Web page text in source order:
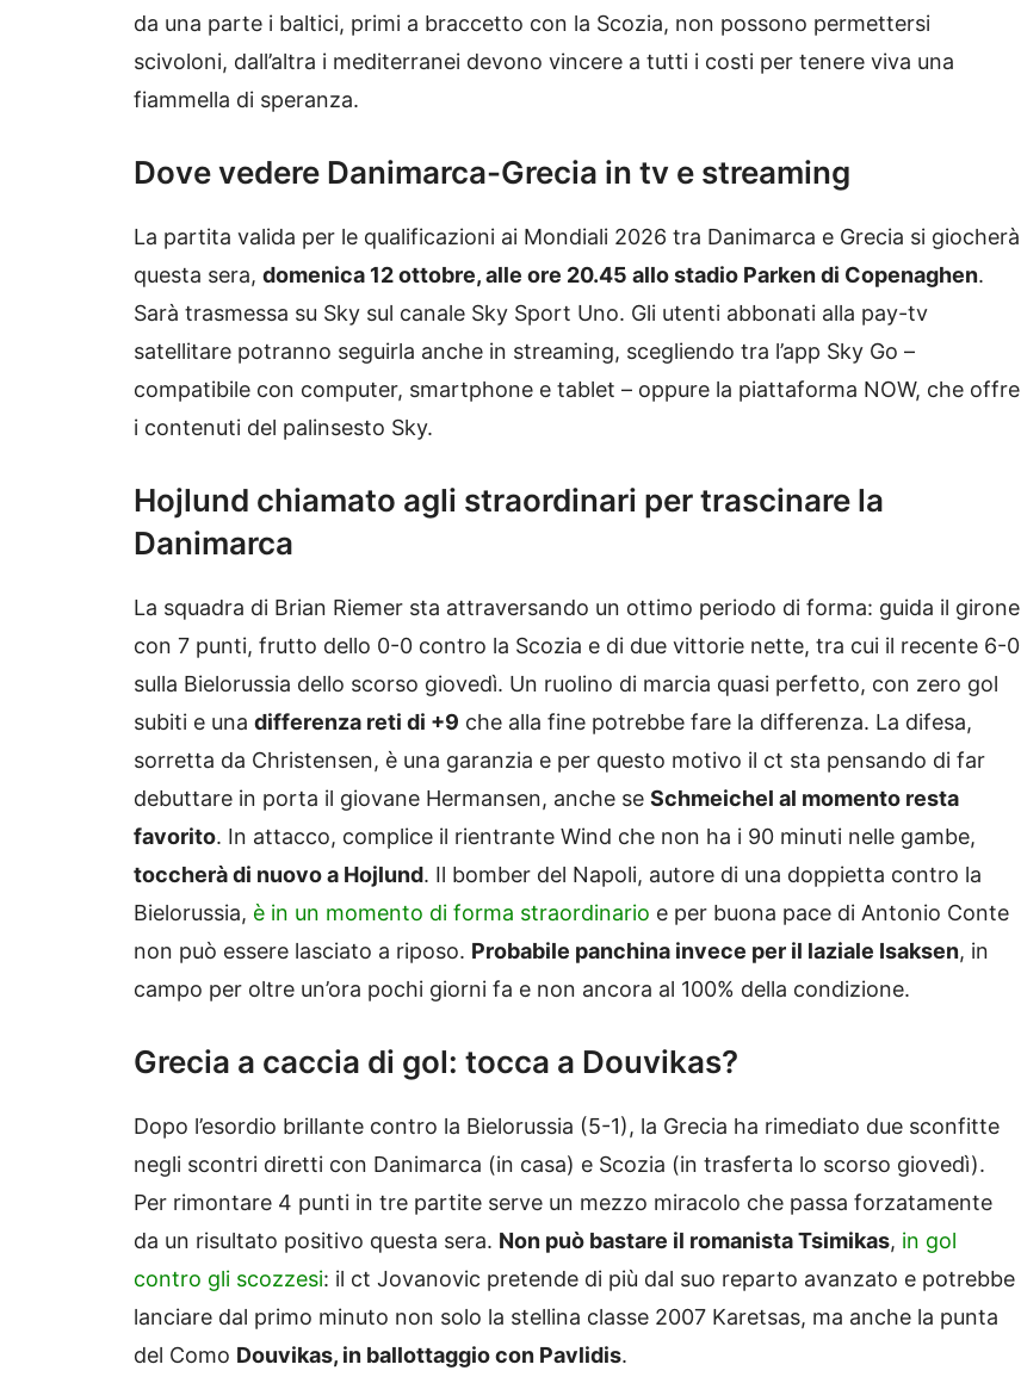
da una parte i baltici, primi a braccetto con la Scozia, non possono permettersi
scivoloni, dall’altra i mediterranei devono vincere a tutti i costi per tenere viva una
fiammella di speranza.
Dove vedere Danimarca-Grecia in tv e streaming
La partita valida per le qualificazioni ai Mondiali 2026 tra Danimarca e Grecia si giocherà
questa sera, domenica 12 ottobre, alle ore 20.45 allo stadio Parken di Copenaghen.
Sarà trasmessa su Sky sul canale Sky Sport Uno. Gli utenti abbonati alla pay-tv
satellitare potranno seguirla anche in streaming, scegliendo tra l’app Sky Go –
compatibile con computer, smartphone e tablet – oppure la piattaforma NOW, che offre
i contenuti del palinsesto Sky.
Hojlund chiamato agli straordinari per trascinare la
Danimarca
La squadra di Brian Riemer sta attraversando un ottimo periodo di forma: guida il girone
con 7 punti, frutto dello 0-0 contro la Scozia e di due vittorie nette, tra cui il recente 6-0
sulla Bielorussia dello scorso giovedì. Un ruolino di marcia quasi perfetto, con zero gol
subiti e una differenza reti di +9 che alla fine potrebbe fare la differenza. La difesa,
sorretta da Christensen, è una garanzia e per questo motivo il ct sta pensando di far
debuttare in porta il giovane Hermansen, anche se Schmeichel al momento resta
favorito. In attacco, complice il rientrante Wind che non ha i 90 minuti nelle gambe,
toccherà di nuovo a Hojlund. Il bomber del Napoli, autore di una doppietta contro la
Bielorussia, è in un momento di forma straordinario e per buona pace di Antonio Conte
non può essere lasciato a riposo. Probabile panchina invece per il laziale Isaksen, in
campo per oltre un’ora pochi giorni fa e non ancora al 100% della condizione.
Grecia a caccia di gol: tocca a Douvikas?
Dopo l’esordio brillante contro la Bielorussia (5-1), la Grecia ha rimediato due sconfitte
negli scontri diretti con Danimarca (in casa) e Scozia (in trasferta lo scorso giovedì).
Per rimontare 4 punti in tre partite serve un mezzo miracolo che passa forzatamente
da un risultato positivo questa sera. Non può bastare il romanista Tsimikas, in gol
contro gli scozzesi: il ct Jovanovic pretende di più dal suo reparto avanzato e potrebbe
lanciare dal primo minuto non solo la stellina classe 2007 Karetsas, ma anche la punta
del Como Douvikas, in ballottaggio con Pavlidis.